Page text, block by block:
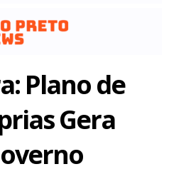
Plano de
Gera